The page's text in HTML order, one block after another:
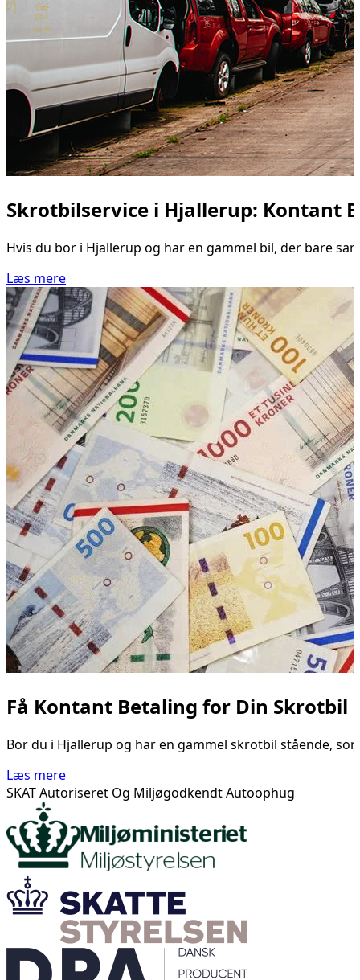
Skrotbilservice i Hjallerup: Kontant
Hvis du bor i Hjallerup og har en gammel bil, der bare
Læs mere
Få Kontant Betaling for Din Skrotbil
Bor du i Hjallerup og har en gammel skrotbil stående,
Læs mere
SKAT Autoriseret Og Miljøgodkendt Autoophug